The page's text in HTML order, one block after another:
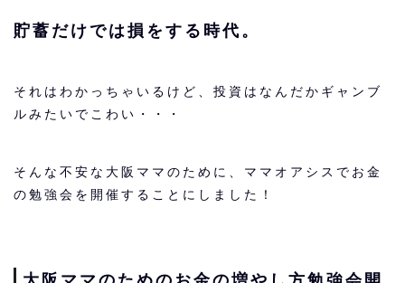
貯蓄だけでは損をする時代。
それはわかっちゃいるけど、投資はなんだかギャンブ
ルみたいでこわい・・・
そんな不安な大阪ママのために、ママオアシスでお金
の勉強会を開催することにしました！